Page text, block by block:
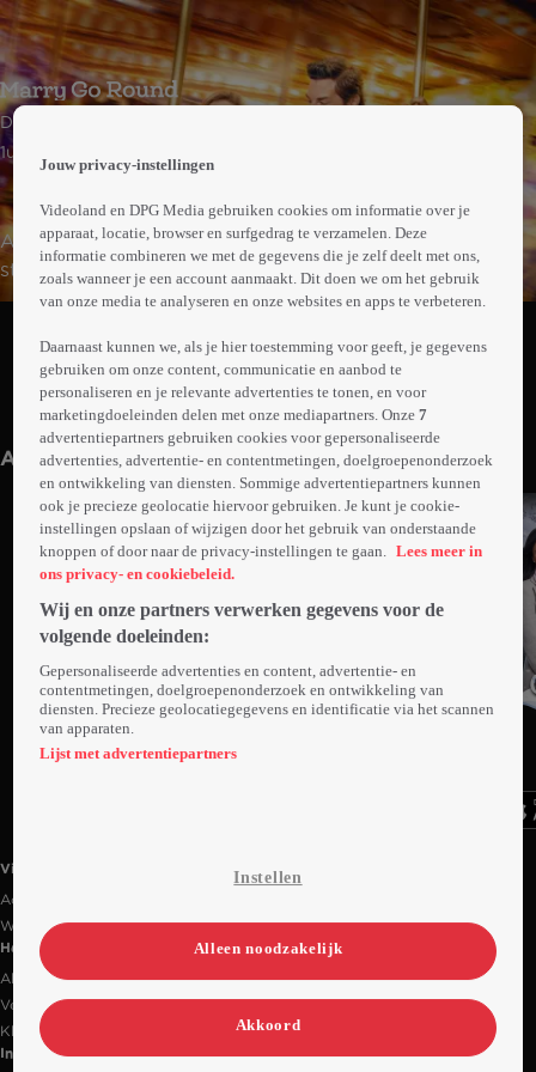
Drama | Komedie
1uur22min
Abby is een succesvolle zakenvrouw die op het punt
staat te trouwen met Edward en samen met hem te
emigreren naar Parijs. Haar perfecte leven komt op z'n
getrouwd is met haar oude jeugdliefde, Luke.
Abonneren op Videoland
Meer
info
Anderen kijken ook
Ga
naar
Videoland
Actiecode
Werken bij RTL
Handige links
Alle films & series
Veelgestelde vragen
Klantenservice
Informatie
Jouw privacy-instellingen
Videoland en DPG Media gebruiken cookies om informatie over je
apparaat, locatie, browser en surfgedrag te verzamelen. Deze
informatie combineren we met de gegevens die je zelf deelt met ons,
zoals wanneer je een account aanmaakt. Dit doen we om het gebruik
van onze media te analyseren en onze websites en apps te verbeteren.
Daarnaast kunnen we, als je hier toestemming voor geeft, je gegevens
gebruiken om onze content, communicatie en aanbod te
personaliseren en je relevante advertenties te tonen, en voor
marketingdoeleinden delen met onze mediapartners. Onze7
advertentiepartners gebruiken cookies voor gepersonaliseerde
advertenties, advertentie- en contentmetingen, doelgroepenonderzoek
en ontwikkeling van diensten. Sommige advertentiepartners kunnen
ook je precieze geolocatie hiervoor gebruiken. Je kunt je cookie-
instellingen opslaan of wijzigen door het gebruik van onderstaande
knoppen of door naar de privacy-instellingen te gaan.
Lees meer in
ons privacy- en cookiebeleid.
Wij en onze partners verwerken gegevens voor de
volgende doeleinden:
Gepersonaliseerde advertenties en content, advertentie- en
contentmetingen, doelgroepenonderzoek en ontwikkeling van
diensten. Precieze geolocatiegegevens en identificatie via het scannen
van apparaten.
Lijst met advertentiepartners
Instellen
Alleen noodzakelijk
Akkoord